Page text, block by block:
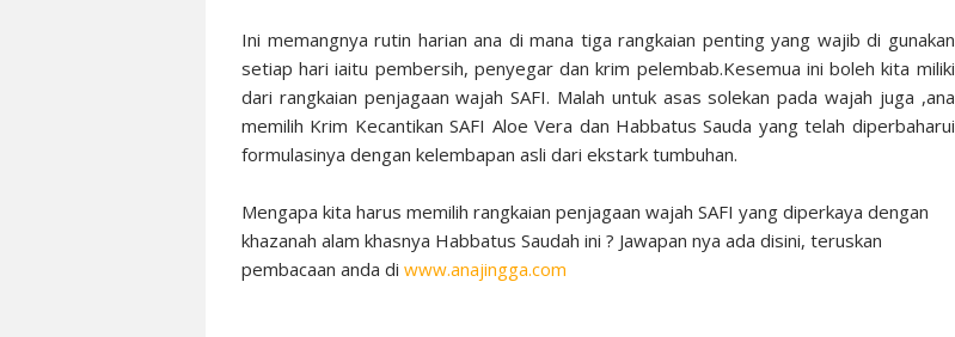
Ini memangnya rutin harian ana di mana tiga rangkaian penting yang wajib di gunakan
setiap hari iaitu pembersih, penyegar dan krim pelembab.Kesemua ini boleh kita miliki
dari rangkaian penjagaan wajah SAFI. Malah untuk asas solekan pada wajah juga ,ana
memilih Krim Kecantikan SAFI Aloe Vera dan Habbatus Sauda yang telah diperbaharui
formulasinya dengan kelembapan asli dari ekstark tumbuhan.
Mengapa kita harus memilih rangkaian penjagaan wajah SAFI yang diperkaya dengan
khazanah alam khasnya Habbatus Saudah ini ? Jawapan nya ada disini, teruskan
pembacaan anda di www.anajingga.com